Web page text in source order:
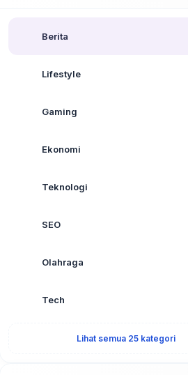
Berita
Lifestyle
Gaming
Ekonomi
Teknologi
SEO
Olahraga
Tech
Lihat semua 25 kategori